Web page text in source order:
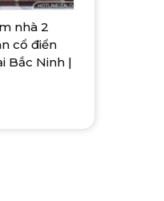
nhà 2
cổ điển
Bắc Ninh |